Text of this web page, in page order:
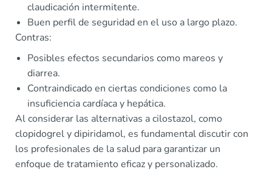
claudicación intermitente.
Buen perfil de seguridad en el uso a largo plazo.
Contras:
Posibles efectos secundarios como mareos y
diarrea.
Contraindicado en ciertas condiciones como la
insuficiencia cardíaca y hepática.
Al considerar las alternativas a cilostazol, como
clopidogrel y dipiridamol, es fundamental discutir con
los profesionales de la salud para garantizar un
enfoque de tratamiento eficaz y personalizado.